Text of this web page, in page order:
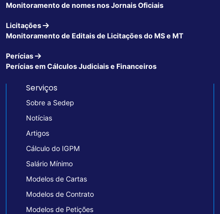
Monitoramento de nomes nos Jornais Oficiais
Licitações
Monitoramento de Editais de Licitações do MS e MT
Perícias
Perícias em Cálculos Judiciais e Financeiros
Serviços
Sobre a Sedep
Notícias
Artigos
Cálculo do IGPM
Salário Mínimo
Modelos de Cartas
Modelos de Contrato
Modelos de Petições